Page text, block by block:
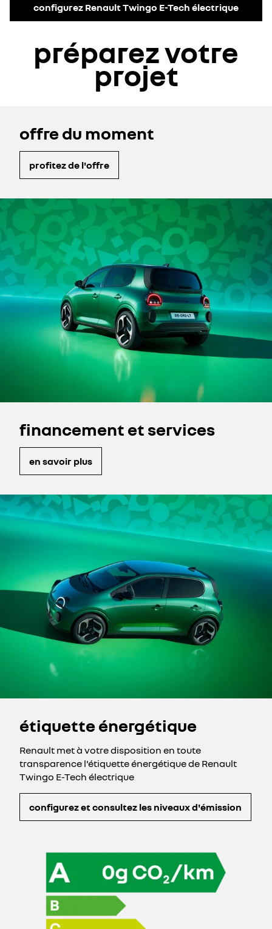
configurez Renault Twingo E-Tech électrique
préparez votre
projet
offre du moment
profitez de l'offre
financement et services
en savoir plus
étiquette énergétique
Renault met à votre disposition en toute
transparence l'étiquette énergétique de Renault
Twingo E-Tech électrique
configurez et consultez les niveaux d'émission